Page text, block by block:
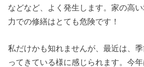
などなど、よく発生します。家の高
力での修繕はとても危険です！
私だけかも知れませんが、最近は、
ってきている様に感じられます。今